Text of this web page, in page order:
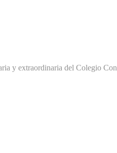
y extraordinaria del Colegio